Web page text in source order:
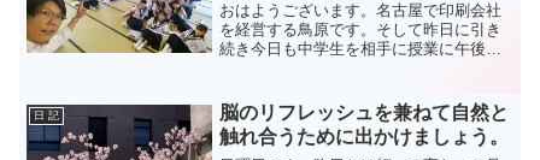
おはようございます。名古屋で印刷会社
を経営する鳥原です。そして昨日に引き
続き今日も中学生を相手に授業に午後か
生は大変ですねぇ。昨日は南知多町の豊
浜中学校でした。豊浜中学...
日 記
脳のリフレッシュを兼ねて自然と
触れ合うために出かけましょう。